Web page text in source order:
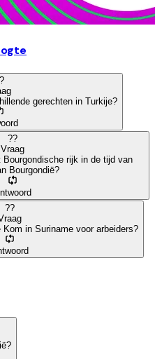
?
gerechten in Turkije?
??
Vraag
rijk in de tijd van
Bourgondië?
??
in Suriname voor arbeiders?